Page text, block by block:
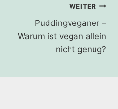
WEITER
Puddingveganer –
Warum ist vegan allein
nicht genug?